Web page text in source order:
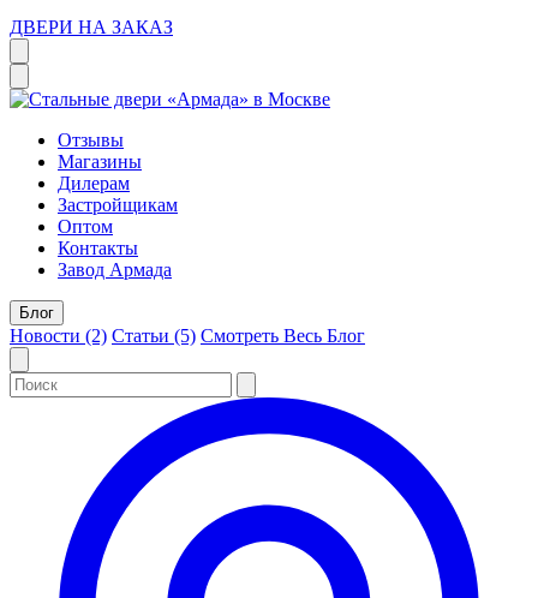
ДВЕРИ НА ЗАКАЗ
Отзывы
Магазины
Дилерам
Застройщикам
Оптом
Контакты
Завод Армада
Блог
Новости (2) Статьи (5) Смотреть Весь Блог